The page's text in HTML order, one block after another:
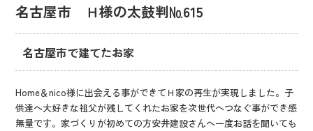
名古屋市 Ｈ様の太鼓判№615
名古屋市で建てたお家
Home＆nico様に出会える事ができてＨ家の再生が実現しました。子
供達へ大好きな祖父が残してくれたお家を次世代へつなぐ事ができ感
無量です。家づくりが初めての方安井建設さんへ一度お話を聞いても